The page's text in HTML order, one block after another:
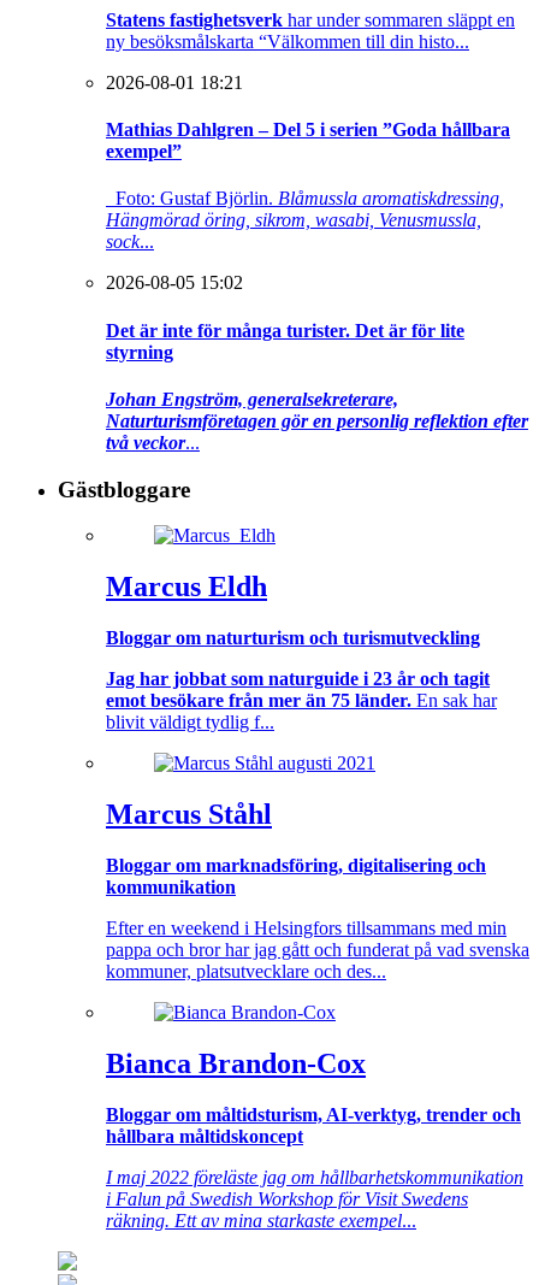
Statens fastighetsverk har under sommaren släppt en
ny besöksmålskarta “Välkommen till din histo...
2026-08-01 18:21
Mathias Dahlgren – Del 5 i serien ”Goda hållbara
exempel”
Foto: Gustaf Björlin. Blåmussla aromatiskdressing,
Hängmörad öring, sikrom, wasabi, Venusmussla,
sock...
2026-08-05 15:02
Det är inte för många turister. Det är för lite
styrning
Johan Engström, generalsekreterare,
Naturturismföretagen gör en personlig reflektion efter
två veckor...
Gästbloggare
Marcus Eldh
Bloggar om naturturism och turismutveckling
Jag har jobbat som naturguide i 23 år och tagit
emot besökare från mer än 75 länder. En sak har
blivit väldigt tydlig f...
Marcus Ståhl
Bloggar om marknadsföring, digitalisering och
kommunikation
Efter en weekend i Helsingfors tillsammans med min
pappa och bror har jag gått och funderat på vad svenska
kommuner, platsutvecklare och des...
Bianca Brandon-Cox
Bloggar om måltidsturism, AI-verktyg, trender och
hållbara måltidskoncept
I maj 2022 föreläste jag om hållbarhetskommunikation
i Falun på Swedish Workshop för Visit Swedens
räkning. Ett av mina starkaste exempel...